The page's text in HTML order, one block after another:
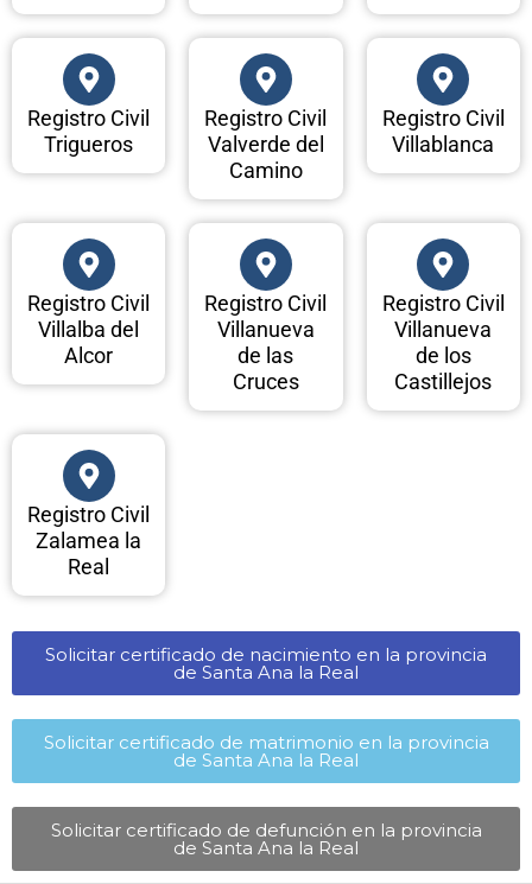
Registro Civil
Trigueros
Registro Civil
Valverde del
Camino
Registro Civil
Villablanca
Registro Civil
Villalba del
Alcor
Registro Civil
Villanueva
de las
Cruces
Registro Civil
Villanueva
de los
Castillejos
Registro Civil
Zalamea la
Real
Solicitar certificado de nacimiento en la provincia
de Santa Ana la Real​
Solicitar certificado de matrimonio en la provincia
de Santa Ana la Real​
Solicitar certificado de defunción en la provincia
de Santa Ana la Real​